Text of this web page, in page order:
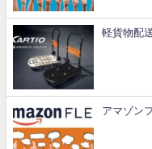
軽貨物配
アマゾン